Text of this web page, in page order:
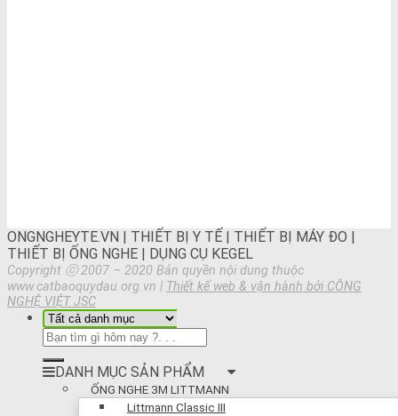
ONGNGHEYTE.VN | THIẾT BỊ Y TẾ | THIẾT BỊ MÁY ĐO |
THIẾT BỊ ỐNG NGHE | DỤNG CỤ KEGEL
Copyright ⓒ 2007 – 2020 Bản quyền nội dung thuộc
www.catbaoquydau.org.vn | Thiết kế web & vận hành bởi CÔNG
NGHỆ VIỆT JSC
DANH MỤC SẢN PHẨM
ỐNG NGHE 3M LITTMANN
Littmann Classic III